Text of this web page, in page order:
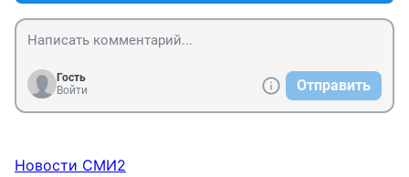
Гость
Войти
Отправить
Новости СМИ2